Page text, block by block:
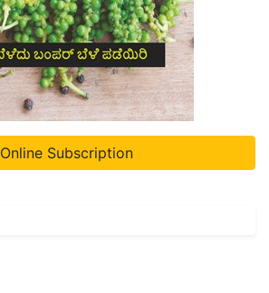
Online Subscription